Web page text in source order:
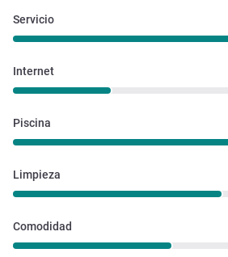
Servicio
Internet
Piscina
Limpieza
Comodidad